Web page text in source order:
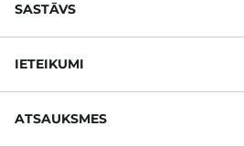
SASTĀVS
IETEIKUMI
ATSAUKSMES